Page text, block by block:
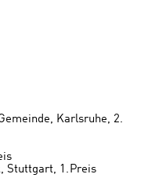
Karlsruhe, 2.
Stuttgart, 1. Preis